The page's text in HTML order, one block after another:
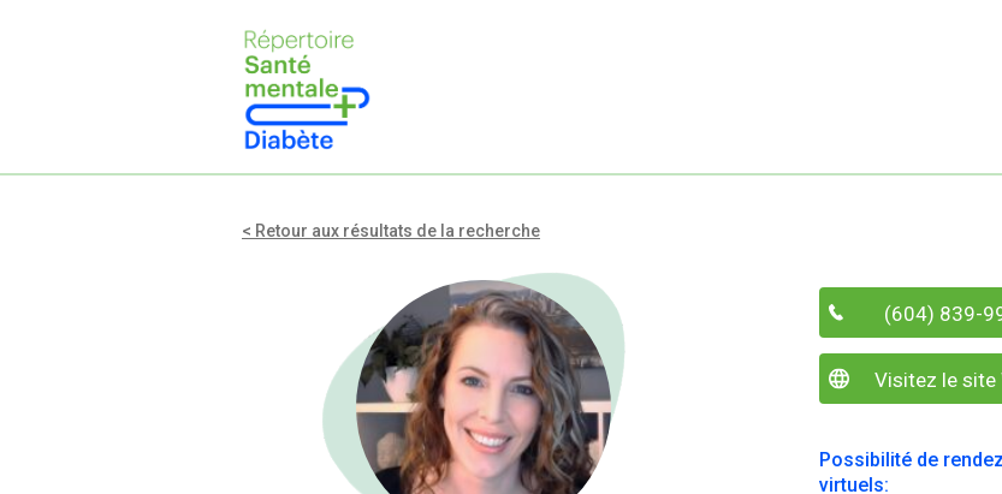
< Retour aux résultats de la recherche
(604) 839-
Visitez le site
Possibilité de
virtuels: